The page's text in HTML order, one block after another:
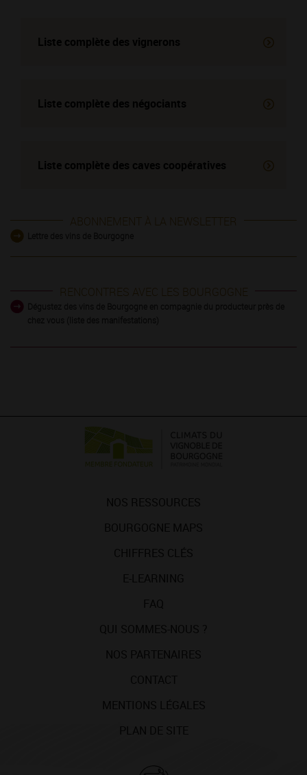
Liste complète des vignerons
Liste complète des négociants
Liste complète des caves coopératives
ABONNEMENT À LA NEWSLETTER
RENCONTRES AVEC LES BOURGOGNE